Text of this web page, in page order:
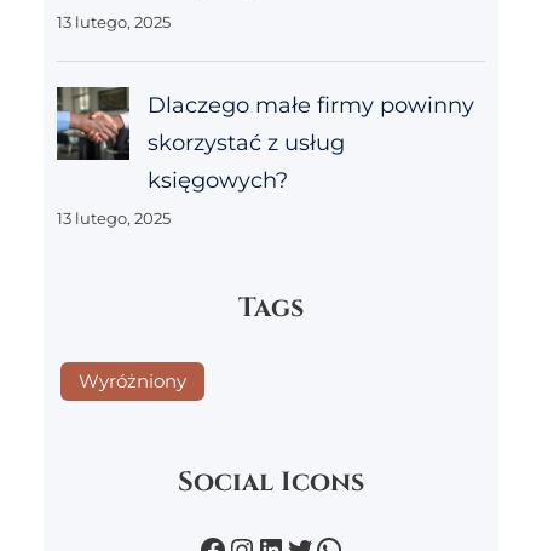
13 lutego, 2025
Dlaczego małe firmy powinny
skorzystać z usług
księgowych?
13 lutego, 2025
Tags
Wyróżniony
Social Icons